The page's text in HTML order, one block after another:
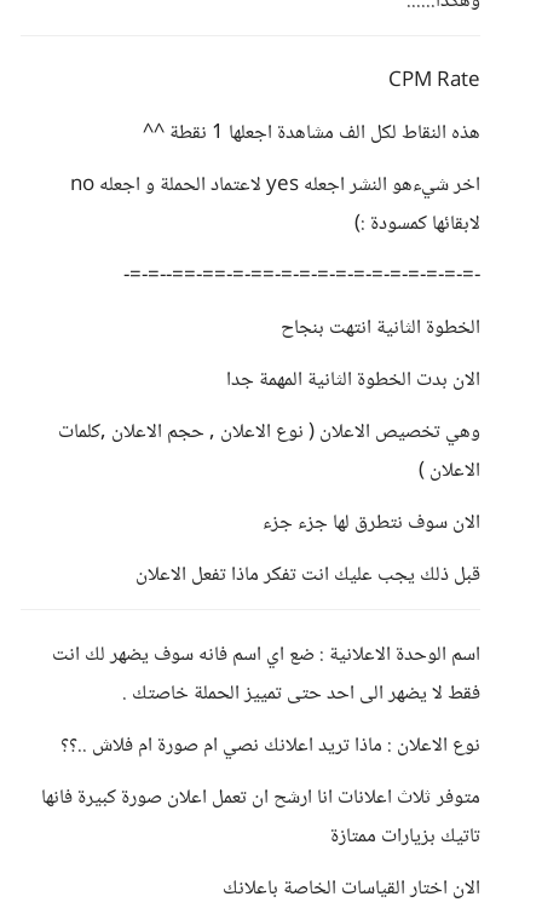
CPM Rate
هذه النقاط لكل الف مشاهدة اجعلها 1 نقطة ^^
اخر شيءهو النشر اجعله yes لاعتماد الحملة و اجعله no
لابقائها كمسودة :)
-=-=-=-=-=-=-=-=-=-=-=-==-=-==-==--=-=-
الخطوة الثانية انتهت بنجاح
الان بدت الخطوة الثانية المهمة جدا
وهي تخصيص الاعلان ( نوع الاعلان , حجم الاعلان ,كلمات
الاعلان )
الان سوف نتطرق لها جزء جزء
قبل ذلك يجب عليك انت تفكر ماذا تفعل الاعلان
اسم الوحدة الاعلانية : ضع اي اسم فانه سوف يضهر لك انت
فقط لا يضهر الى احد حتى تمييز الحملة خاصتك .
نوع الاعلان : ماذا تريد اعلانك نصي ام صورة ام فلاش ..؟؟
متوفر ثلاث اعلانات انا ارشح ان تعمل اعلان صورة كبيرة فانها
تاتيك بزيارات ممتازة
الان اختار القياسات الخاصة باعلانك